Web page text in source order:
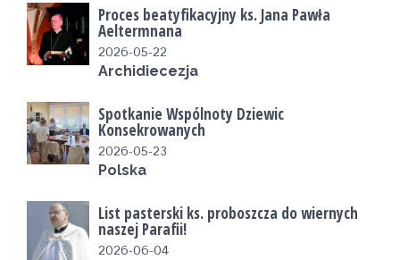
Proces beatyfikacyjny ks. Jana Pawła
Aeltermnana
2026-05-22
Archidiecezja
Spotkanie Wspólnoty Dziewic
Konsekrowanych
2026-05-23
Polska
List pasterski ks. proboszcza do wiernych
naszej Parafii!
2026-06-04